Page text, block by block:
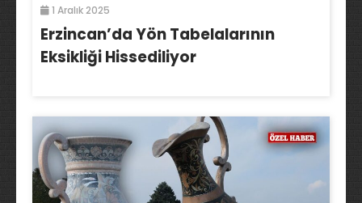
1 Aralık 2025
Erzincan’da Yön Tabelalarının
Eksikliği Hissediliyor